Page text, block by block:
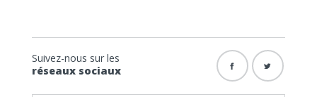
Suivez-nous sur les
réseaux sociaux